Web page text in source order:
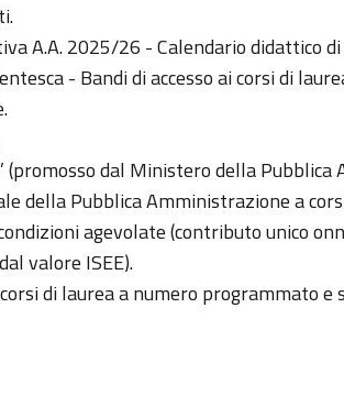
A.A. 2025/26 - Calendario didattico
- Bandi di accesso ai corsi di
(promosso dal Ministero della Pubblica
della Pubblica Amministrazione a
agevolate (contributo unico
valore ISEE).
corsi di laurea a numero programmato